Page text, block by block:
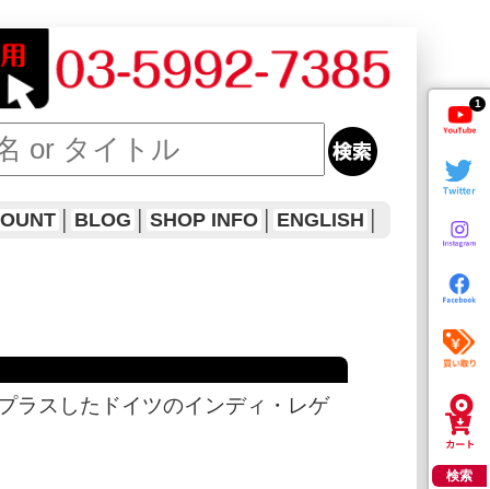
1
検索
BLOG SHOP INFO ENGLISH
ラスしたドイツのインディ・レゲ